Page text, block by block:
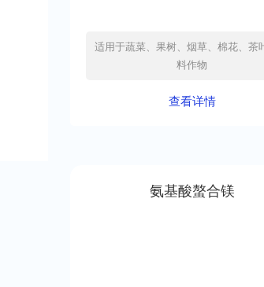
适用于蔬菜、果树、烟草、棉花、茶
料作物
查看详情
氨基酸螯合镁